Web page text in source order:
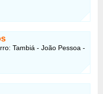
Tambiá - João Pessoa -